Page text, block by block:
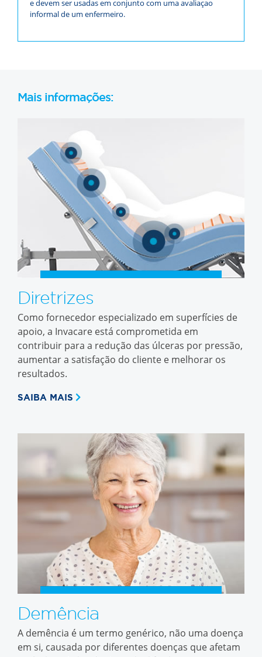
e devem ser usadas em conjunto com uma avaliaçao
informal de um enfermeiro.
Mais informações:
Diretrizes
Como fornecedor especializado em superfícies de
apoio, a Invacare está comprometida em
contribuir para a redução das úlceras por pressão,
aumentar a satisfação do cliente e melhorar os
resultados.
SAIBA MAIS
Demência
A demência é um termo genérico, não uma doença
em si, causada por diferentes doenças que afetam